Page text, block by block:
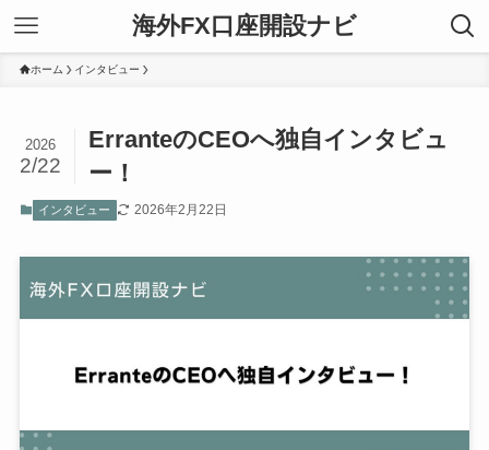
海外FX口座開設ナビ
ホーム インタビュー
ErranteのCEOへ独自インタビュ
ー！
2026
2/22
インタビュー 2026年2月22日